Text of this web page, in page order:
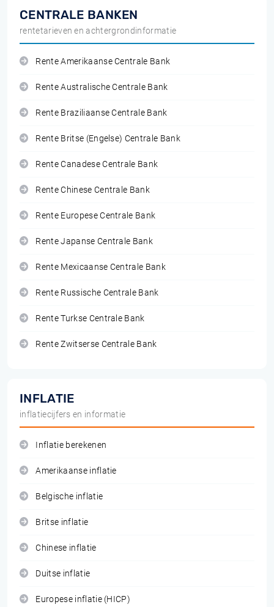
CENTRALE BANKEN
rentetarieven en achtergrondinformatie
Rente Amerikaanse Centrale Bank
Rente Australische Centrale Bank
Rente Braziliaanse Centrale Bank
Rente Britse (Engelse) Centrale Bank
Rente Canadese Centrale Bank
Rente Chinese Centrale Bank
Rente Europese Centrale Bank
Rente Japanse Centrale Bank
Rente Mexicaanse Centrale Bank
Rente Russische Centrale Bank
Rente Turkse Centrale Bank
Rente Zwitserse Centrale Bank
INFLATIE
inflatiecijfers en informatie
Inflatie berekenen
Amerikaanse inflatie
Belgische inflatie
Britse inflatie
Chinese inflatie
Duitse inflatie
Europese inflatie (HICP)